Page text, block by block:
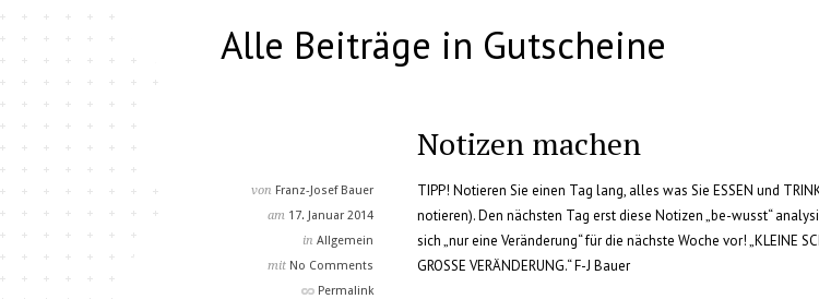
Alle Beiträge in Gutscheine
Notizen machen
von Franz-Josef Bauer
am 17. Januar 2014
in Allgemein
mit No Comments
Permalink
TIPP! Notieren Sie einen Tag lang, alles was Sie ESSEN und
notieren). Den nächsten Tag erst diese Notizen „be-wusst“
sich „nur eine Veränderung“ für die nächste Woche vor! „KLEINE
GROSSE VERÄNDERUNG.“ F-J Bauer